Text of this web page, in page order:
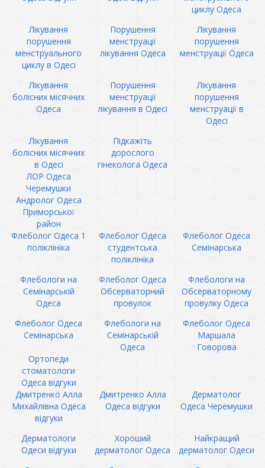
циклу Одеса
Лікування
порушення
менструального
циклу в Одесі
Порушення
менструації
лікування Одеса
Лікування
порушення
менструації Одеса
Лікування
болісних місячних
Одеса
Порушення
менструації
лікування в Одесі
Лікування
порушення
менструації в
Одесі
Лікування
болісних місячних
в Одесі
Підкажіть
дорослого
гінеколога Одеса
ЛОР Одеса
Черемушки
Андролог Одеса
Приморської
район
Флеболог Одеса 1
поліклініка
Флеболог Одеса
студентська
поліклініка
Флеболог Одеса
Семінарська
Флебологи на
Семінарській
Одеса
Флеболог Одеса
Обсерваторний
провулок
Флебологи на
Обсерваторному
провулку Одеса
Флеболог Одеса
Семінарська
Флебологи на
Семінарській
Одеса
Флеболог Одеса
Маршала
Говорова
Ортопеди
стоматологи
Одеса відгуки
Дмитренко Алла
Михайлівна Одеса
відгуки
Дмитренко Алла
Одеса відгуки
Дерматолог
Одеса Черемушки
Дерматологи
Одеси відгуки
Хороший
дерматолог Одеса
Найкращий
дерматолог Одеси